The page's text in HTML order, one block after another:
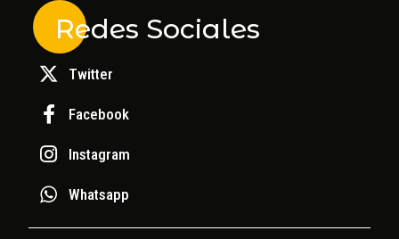
Redes Sociales
Twitter
Facebook
Instagram
Whatsapp